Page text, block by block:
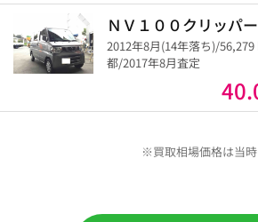
ＮＶ１００クリッパ
2012年8月(14年落ち)/
都/2017年8月査定
※買取相場価格は当時